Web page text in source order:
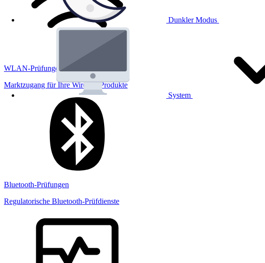
Dunkler Modus
System
WLAN-Prüfungen
Marktzugang für Ihre Wireless Produkte
Bluetooth-Prüfungen
Regulatorische Bluetooth-Prüfdienste